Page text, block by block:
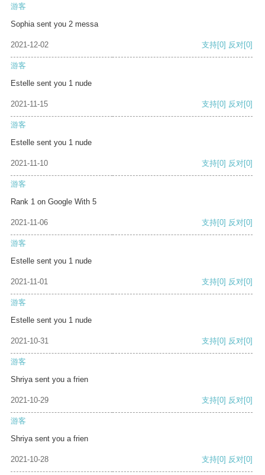
游客
Sophia sent you 2 messa
2021-12-02 支持[0] 反对[0]
游客
Estelle sent you 1 nude
2021-11-15 支持[0] 反对[0]
游客
Estelle sent you 1 nude
2021-11-10 支持[0] 反对[0]
游客
Rank 1 on Google With 5
2021-11-06 支持[0] 反对[0]
游客
Estelle sent you 1 nude
2021-11-01 支持[0] 反对[0]
游客
Estelle sent you 1 nude
2021-10-31 支持[0] 反对[0]
游客
Shriya sent you a frien
2021-10-29 支持[0] 反对[0]
游客
Shriya sent you a frien
2021-10-28 支持[0] 反对[0]